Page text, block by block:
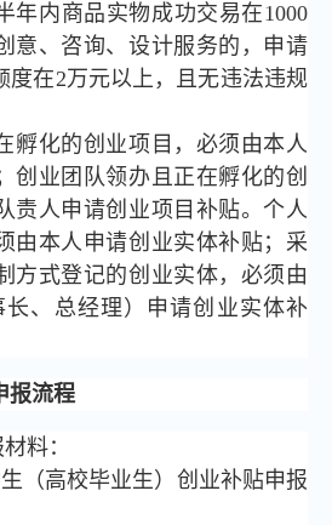
年内商品实物成功交易在1000
意、咨询、设计服务的，申请
度在2万元以上，且无违法违规
孵化的创业项目，必须由本人
创业团队领办且正在孵化的创
责人申请创业项目补贴。个人
由本人申请创业实体补贴；采
方式登记的创业实体，必须由
、总经理）申请创业实体补
报流程
料：
生（高校毕业生）创业补贴申报